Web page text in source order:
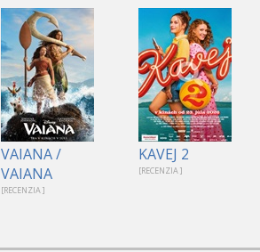
VAIANA /
VAIANA
[RECENZIA ]
KAVEJ 2
[RECENZIA ]